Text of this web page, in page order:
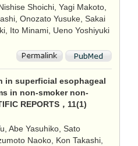
Shoichi, Yagi Makoto,
Onozato Yusuke, Sakai
Ito Minami, Ueno Yoshiyuki
in superficial esophageal
in non-smoker non-
REPORTS，11(1)
Abe Yasuhiko, Sato
Naoko, Kon Takashi,